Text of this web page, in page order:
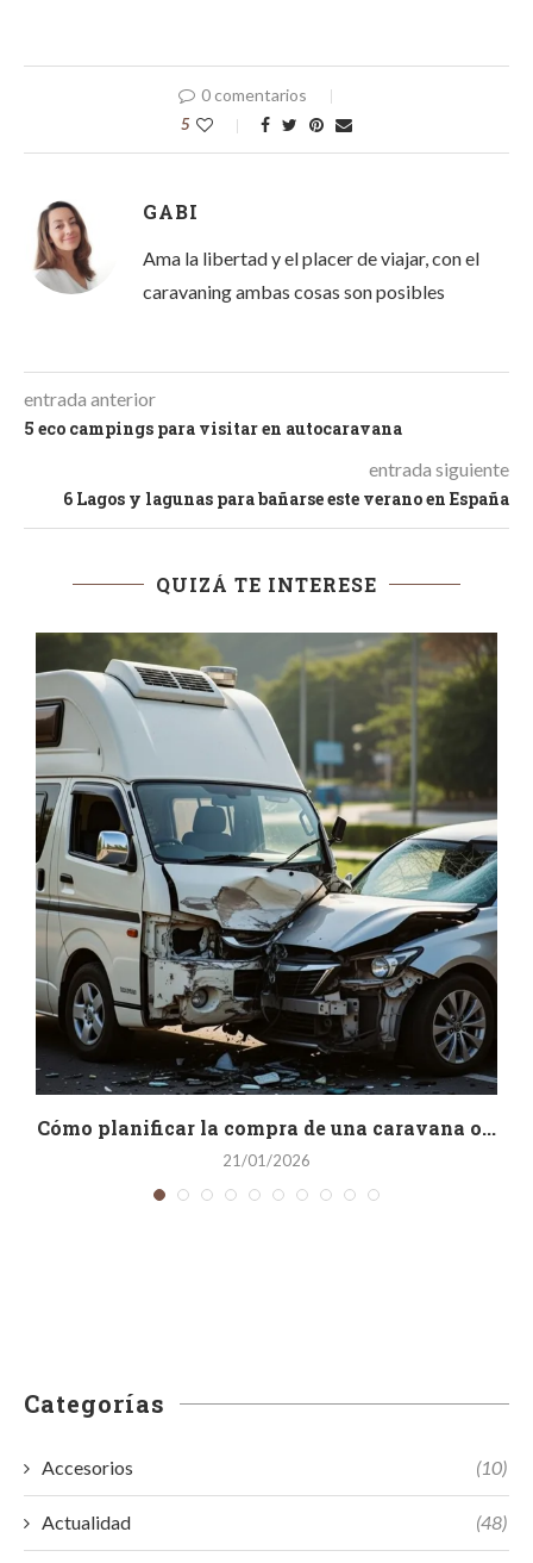
0 comentarios
5
GABI
Ama la libertad y el placer de viajar, con el
caravaning ambas cosas son posibles
entrada anterior
5 eco campings para visitar en autocaravana
entrada siguiente
6 Lagos y lagunas para bañarse este verano en España
QUIZÁ TE INTERESE
Cómo planificar la compra de una caravana o...
21/01/2026
Categorías
Accesorios (10)
Actualidad (48)